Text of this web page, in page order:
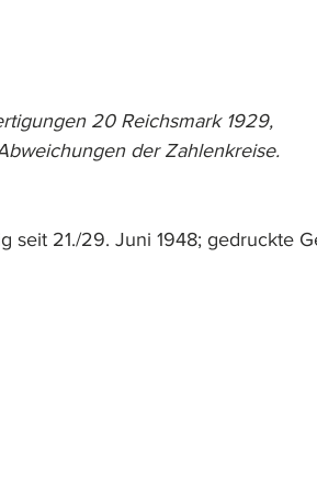
20 Reichsmark 1929,
der Zahlenkreise.
seit 21./29. Juni 1948; gedruckte